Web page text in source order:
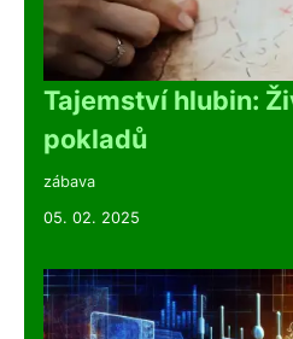
Tajemství hlubin:
pokladů
zábava
05. 02. 2025